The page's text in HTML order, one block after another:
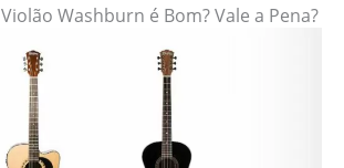
Violão Washburn é Bom? Vale a Pena?